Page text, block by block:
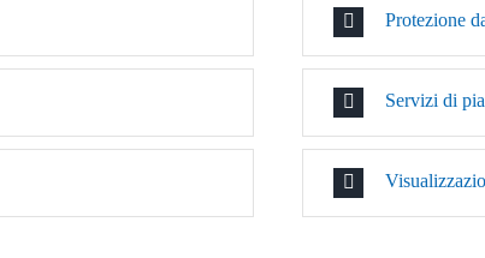
Protezione
Servizi di